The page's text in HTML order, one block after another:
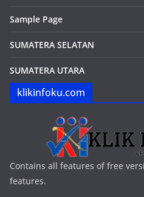
Sample Page
SUMATERA SELATAN
SUMATERA UTARA
klikinfoku.com
Contains all features of free
features.